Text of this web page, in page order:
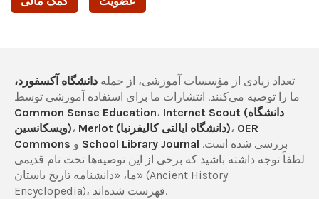
تعداد زیادی از مؤسسات آموزشی، از جمله دانشگاه آکسفورد،
ما را توصیه می‌کنند. انتشارات ما برای استفاده آموزشی توسط
Common Sense Education، Internet Scout (دانشگاه
ویسکانسین)، Merlot (دانشگاه ایالتی کالیفرنیا)، OER
Commons
School Library Journal
لطفاً توجه داشته باشید که برخی از این توصیه‌ها تحت نام قدیمی
ما، «دانشنامه تاریخ باستان» (Ancient History
Encyclopedia)، فهرست شده‌اند.